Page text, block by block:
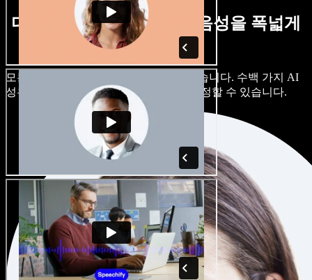
다양한 억양의 남성·여성 음성을 폭넓게
제공합니다
모든 프로젝트가 똑같이 들릴 필요는 없습니다. 수백 가지 AI
성우와 억양 중에서 고르고, 세부까지 조정할 수 있습니다.